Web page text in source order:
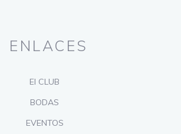
ENLACES
El CLUB
BODAS
EVENTOS